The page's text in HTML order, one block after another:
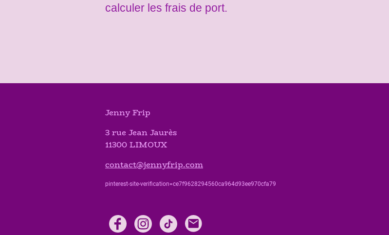
calculer les frais de port.
Jenny Frip
3 rue Jean Jaurès
11300 LIMOUX
contact@jennyfrip.com
pinterest-site-verification=ce7f9628294560ca964d93ee970cfa79